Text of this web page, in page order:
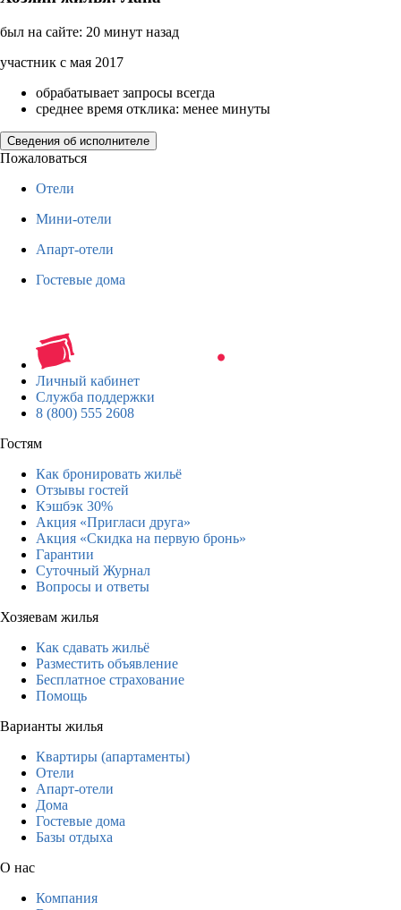
был на сайте: 20 минут назад
участник с мая 2017
обрабатывает запросы всегда
среднее время отклика: менее минуты
Сведения об исполнителе
Пожаловаться
Отели
Мини-отели
Апарт-отели
Гостевые дома
Личный кабинет
Служба поддержки
8 (800) 555 2608
Гостям
Как бронировать жильё
Отзывы гостей
Кэшбэк 30%
Акция «Пригласи друга»
Акция «Скидка на первую бронь»
Гарантии
Суточный Журнал
Вопросы и ответы
Хозяевам жилья
Как сдавать жильё
Разместить объявление
Бесплатное страхование
Помощь
Варианты жилья
Квартиры (апартаменты)
Отели
Апарт-отели
Дома
Гостевые дома
Базы отдыха
О нас
Компания